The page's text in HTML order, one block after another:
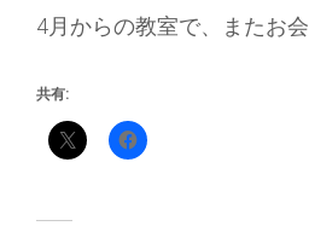
4月からの教室で、またお
共有: